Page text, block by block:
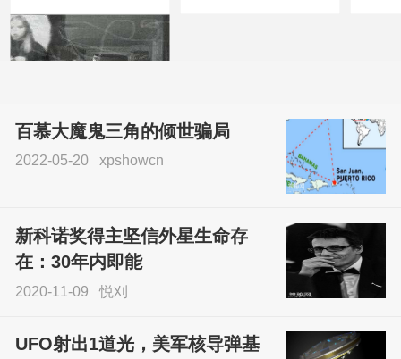
sskfn
百慕大魔鬼三角的倾世骗局
2022-05-20 xpshowcn
新科诺奖得主坚信外星生命存
在：30年内即能
2020-11-09 悦刈
UFO射出1道光，美军核导弹基